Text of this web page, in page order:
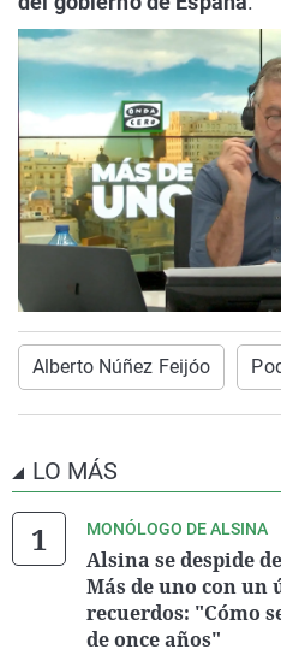
Alberto Núñez Feijóo
LO MÁS
MONÓLOGO DE ALSINA
Alsina se despide
Más de uno con
recuerdos: "Cómo
de once años"